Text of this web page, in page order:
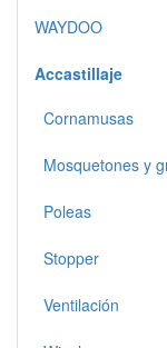
WAYDOO
Accastillaje
Cornamusas
Mosquetones y
Poleas
Stopper
Ventilación